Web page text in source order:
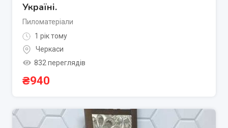
Україні.
Пиломатеріали
1 рік тому
Черкаси
832 переглядів
₴940